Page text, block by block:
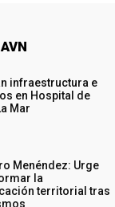
infraestructura e
en Hospital de
Mar
Menéndez: Urge
la
territorial tras